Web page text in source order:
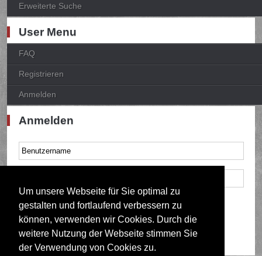
Um unsere Webseite für Sie optimal zu
gestalten und fortlaufend verbessern zu
können, verwenden wir Cookies. Durch die
weitere Nutzung der Webseite stimmen Sie
der Verwendung von Cookies zu.
Erweiterte Suche
User Menu
FAQ
Registrieren
Anmelden
Anmelden
Mich bei jedem Besuch automatisch anmelden